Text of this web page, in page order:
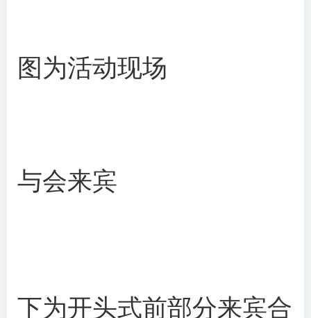
图为活动现场
与会来宾
下为开头式前部分来宾合